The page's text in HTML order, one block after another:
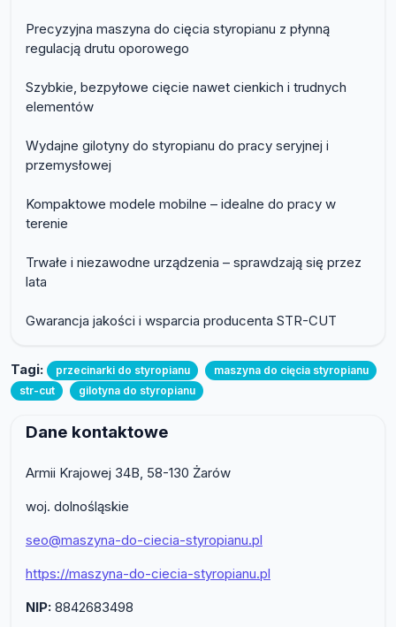
Precyzyjna maszyna do cięcia styropianu z płynną
regulacją drutu oporowego
Szybkie, bezpyłowe cięcie nawet cienkich i trudnych
elementów
Wydajne gilotyny do styropianu do pracy seryjnej i
przemysłowej
Kompaktowe modele mobilne – idealne do pracy w
terenie
Trwałe i niezawodne urządzenia – sprawdzają się przez
lata
Gwarancja jakości i wsparcia producenta STR-CUT
Tagi: przecinarki do styropianu
maszyna do cięcia styropianu
str-cut
gilotyna do styropianu
Dane kontaktowe
Armii Krajowej 34B, 58-130 Żarów
woj. dolnośląskie
seo@maszyna-do-ciecia-styropianu.pl
https://maszyna-do-ciecia-styropianu.pl
NIP: 8842683498